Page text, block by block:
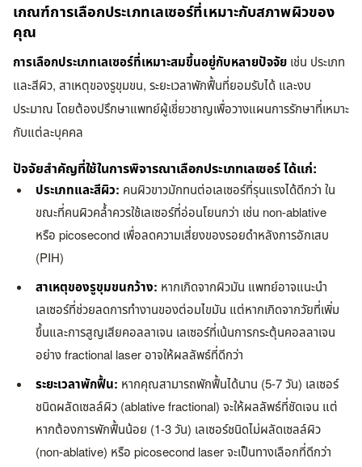
เกณฑ์การเลือกประเภทเลเซอร์ที่เหมาะกับสภาพผิวของ
คุณ
การเลือกประเภทเลเซอร์ที่เหมาะสมขึ้นอยู่กับหลายปัจจัย เช่น ประเภท
และสีผิว, สาเหตุของรูขุมขน, ระยะเวลาพักฟื้นที่ยอมรับได้ และงบ
ประมาณ โดยต้องปรึกษาแพทย์ผู้เชี่ยวชาญเพื่อวางแผนการรักษาที่เหมาะ
กับแต่ละบุคคล
ปัจจัยสำคัญที่ใช้ในการพิจารณาเลือกประเภทเลเซอร์ ได้แก่:
ประเภทและสีผิว: คนผิวขาวมักทนต่อเลเซอร์ที่รุนแรงได้ดีกว่า ใน
ขณะที่คนผิวคล้ำควรใช้เลเซอร์ที่อ่อนโยนกว่า เช่น non-ablative
หรือ picosecond เพื่อลดความเสี่ยงของรอยดำหลังการอักเสบ
(PIH)
สาเหตุของรูขุมขนกว้าง: หากเกิดจากผิวมัน แพทย์อาจแนะนำ
เลเซอร์ที่ช่วยลดการทำงานของต่อมไขมัน แต่หากเกิดจากวัยที่เพิ่ม
ขึ้นและการสูญเสียคอลลาเจน เลเซอร์ที่เน้นการกระตุ้นคอลลาเจน
อย่าง fractional laser อาจให้ผลลัพธ์ที่ดีกว่า
ระยะเวลาพักฟื้น: หากคุณสามารถพักฟื้นได้นาน (5-7 วัน) เลเซอร์
ชนิดผลัดเซลล์ผิว (ablative fractional) จะให้ผลลัพธ์ที่ชัดเจน แต่
หากต้องการพักฟื้นน้อย (1-3 วัน) เลเซอร์ชนิดไม่ผลัดเซลล์ผิว
(non-ablative) หรือ picosecond laser จะเป็นทางเลือกที่ดีกว่า